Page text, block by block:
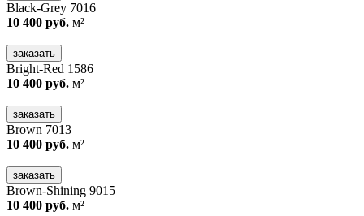
Black-Grey 7016
10 400 руб. м²
заказать
Bright-Red 1586
10 400 руб. м²
заказать
Brown 7013
10 400 руб. м²
заказать
Brown-Shining 9015
10 400 руб. м²